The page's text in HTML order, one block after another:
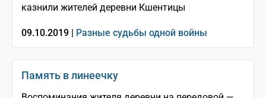
казнили жителей деревни Кшентицы
09.10.2019 | Разные судьбы одной войны
Память в линеечку